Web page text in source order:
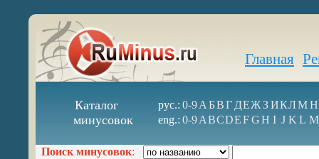
Главная
Каталог
минусовок
рус.: 0-9А БВГ ДЕЖ З ИКЛМН
eng.: 0-9ABCDEFGH I J K L M
Поиск минусовок: